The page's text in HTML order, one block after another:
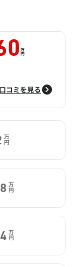
万
円
コミを見る
万
円
万
円
万
円